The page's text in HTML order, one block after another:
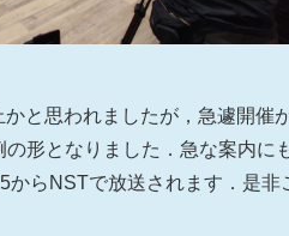
と思われましたが，急遽開
形となりました．急な案内
らNSTで放送されます．是非